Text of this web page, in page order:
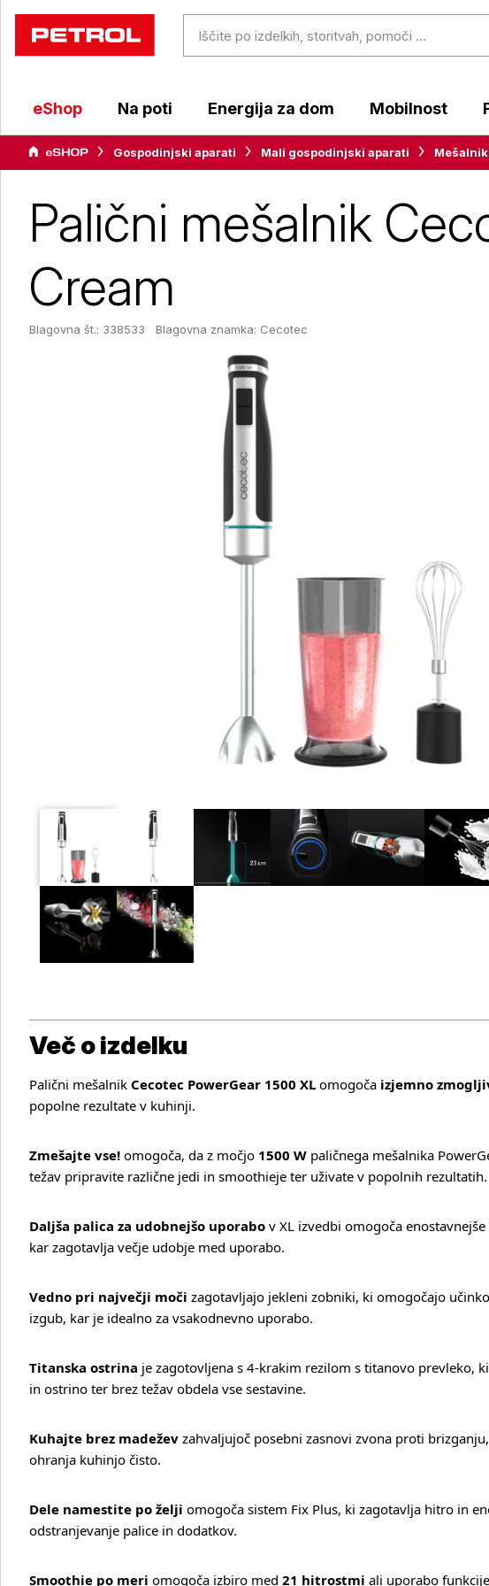
eShop Na poti Energija za dom Mobilnost
Gospodinjski aparati Mali gospodinjski aparati
Palični mešalnik
Cream
Blagovna št.: 338533 Blagovna znamka: Cecotec
Več o izdelku
Več o izdelku
Palični mešalnik Cecotec PowerGear 1500 XL omogoča izjemno
popolne rezultate v kuhinji.
Zmešajte vse! omogoča, da z močjo 1500 W paličnega mešalnika
težav pripravite različne jedi in smoothieje ter uživate v popolnih rezultatih.
Daljša palica za udobnejšo uporabo v XL izvedbi omogoča
kar zagotavlja večje udobje med uporabo.
Vedno pri največji moči zagotavljajo jekleni zobniki, ki omogočajo
izgub, kar je idealno za vsakodnevno uporabo.
Titanska ostrina je zagotovljena s 4‑krakim rezilom s titanovo prevleko,
in ostrino ter brez težav obdela vse sestavine.
Kuhajte brez madežev zahvaljujoč posebni zasnovi zvona proti
ohranja kuhinjo čisto.
Dele namestite po želji omogoča sistem Fix Plus, ki zagotavlja hitro in
odstranjevanje palice in dodatkov.
Smoothie po meri omogoča izbiro med 21 hitrostmi ali uporabo funkcije